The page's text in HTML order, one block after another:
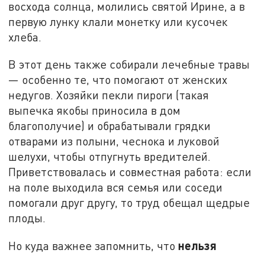
восхода солнца, молились святой Ирине, а в
первую лунку клали монетку или кусочек
хлеба.
В этот день также собирали лечебные травы
— особенно те, что помогают от женских
недугов. Хозяйки пекли пироги (такая
выпечка якобы приносила в дом
благополучие) и обрабатывали грядки
отварами из полыни, чеснока и луковой
шелухи, чтобы отпугнуть вредителей.
Приветствовалась и совместная работа: если
на поле выходила вся семья или соседи
помогали друг другу, то труд обещал щедрые
плоды.
Но куда важнее запомнить, что нельзя